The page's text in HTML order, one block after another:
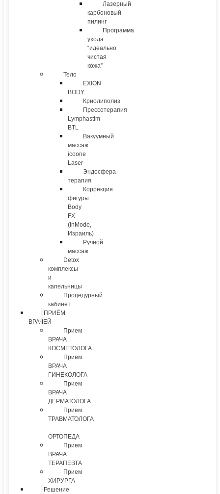
Лазерный
карбоновый
пилинг
Программа
ухода
“идеально
чистая
кожа”
Тело
EXION
BODY
Криолиполиз
Прессотерапия
Lymphastim
BTL
Вакуумный
массаж
icoone
Laser
Эндосфера
терапия
Коррекция
фигуры
Body
FX
(InMode,
Израиль)
Ручной
массаж
Detox
комплексы
и
капельницы
Процедурный
кабинет
ПРИЁМ
ВРАЧЕЙ
Прием
ВРАЧА
КОСМЕТОЛОГА
Прием
ВРАЧА
ГИНЕКОЛОГА
Прием
ВРАЧА
ДЕРМАТОЛОГА
Прием
ТРАВМАТОЛОГА
—
ОРТОПЕДА
Прием
ВРАЧА
ТЕРАПЕВТА
Прием
ХИРУРГА
Решение